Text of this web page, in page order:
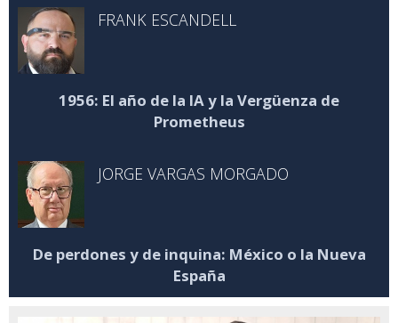
FRANK ESCANDELL
1956: El año de la IA y la Vergüenza de
Prometheus
JORGE VARGAS MORGADO
De perdones y de inquina: México o la Nueva
España